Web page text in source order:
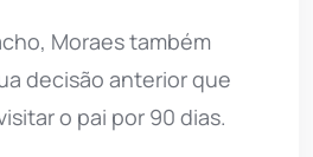
Moraes também
decisão anterior que
o pai por 90 dias.